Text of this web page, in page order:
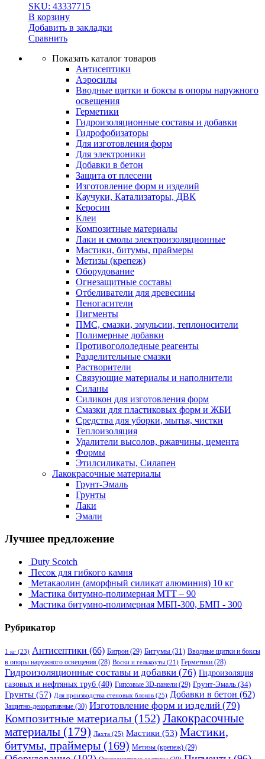
SKU: 43337715
В корзину
Добавить в закладки
Сравнить
Показать каталог товаров
Антисептики
Аэросилы
Вводные щитки и боксы в опоры наружного
освещения
Герметики
Гидроизоляционные составы и добавки
Гидрофобизаторы
Для изготовления форм
Для электроники
Добавки в бетон
Защита от плесени
Изготовление форм и изделий
Каучуки, Катализаторы, ДВК
Керосин
Клеи
Композитные материалы
Лаки и смолы электроизоляционные
Мастики, битумы, праймеры
Метизы (крепеж)
Оборудование
Огнезащитные составы
Отбеливатели для древесины
Пеногасители
Пигменты
ПМС, смазки, эмульсии, теплоносители
Полимерные добавки
Противогололедные реагенты
Разделительные смазки
Растворители
Связующие материалы и наполнители
Силаны
Силикон для изготовления форм
Смазки для пластиковых форм и ЖБИ
Средства для уборки, мытья, чистки
Теплоизоляция
Удалители высолов, ржавчины, цемента
Формы
Этилсиликаты, Силапен
Лакокрасочные материалы
Грунт-Эмаль
Грунты
Лаки
Эмали
Лучшее предложение
Duty Scotch
Песок для гибкого камня
Метакаолин (аморфный силикат алюминия) 10 кг
Мастика битумно-полимерная МТТ – 90
Мастика битумно-полимерная МБП-300, БМП - 300
Рубрикатор
1 кг (23) Антисептики (66) Битрон (29) Битумы (31) Вводные щитки и боксы
в опоры наружного освещения (28) Воски и гелькоуты (21) Герметики (28)
Гидроизоляционные составы и добавки (76) Гидроизоляция
газовых и нефтяных труб (40) Гипсовые 3D-панели (29) Грунт-Эмаль (34)
Грунты (57) Для производства стеновых блоков (25) Добавки в бетон (62)
Защитно-декоративные (30) Изготовление форм и изделий (79)
Композитные материалы (152) Лакокрасочные
материалы (179) Лахта (25) Мастики (53) Мастики,
битумы, праймеры (169) Метизы (крепеж) (29)